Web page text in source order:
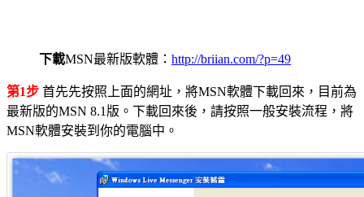
下載MSN最新版軟體： http://briian.com/?p=49
第1步 首先先按照上面的網址，將MSN軟體下載回來，目前為
最新版的MSN 8.1版。下載回來後，請按照一般安裝流程，將
MSN軟體安裝到你的電腦中。